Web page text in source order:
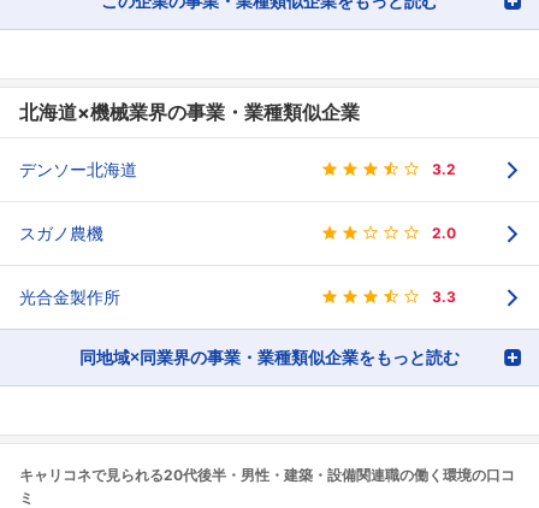
北海道×機械業界の事業・業種類似企業
デンソー北海道 3.2
スガノ農機 2.0
光合金製作所 3.3
同地域×同業界の事業・業種類似企業をもっと読む
キャリコネで見られる20代後半・男性・建築・設備関連職の働く環境の口コ
ミ